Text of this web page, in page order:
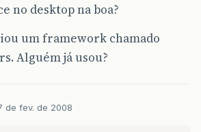
no desktop na boa?
um framework chamado
Alguém já usou?
de fev. de 2008